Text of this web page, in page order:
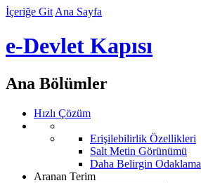
İçeriğe Git Ana Sayfa
e-Devlet Kapısı
Ana Bölümler
Hızlı Çözüm
Erişilebilirlik Özellikleri
Salt Metin Görünümü
Daha Belirgin Odaklama
Aranan Terim